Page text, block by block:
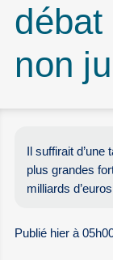
non
Il suffirait d’une
plus grandes
milliards
Publié hier à